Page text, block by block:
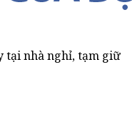
tại nhà nghỉ, tạm giữ